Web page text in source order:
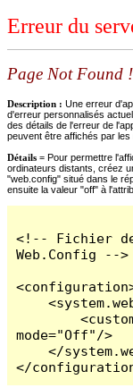
Erreur du
Page Not Found
Description : Une erreur
d'erreur personnalisés
des détails de l'erreur de
peuvent être affichés par
Détails = Pour permettre
ordinateurs distants, créez
"web.config" situé dans le
ensuite la valeur "off" à
<!-- Fichier
Web.Config -->
    <system.web>
        <customErrors
mode="Off"/>
    </system.web>
</